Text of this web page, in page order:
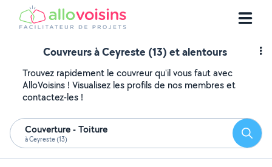
Couvreurs à Ceyreste (13) et alentours
Trouvez rapidement le couvreur qu'il vous faut avec
AlloVoisins ! Visualisez les profils de nos membres et
contactez-les !
Couverture - Toiture
à Ceyreste (13)